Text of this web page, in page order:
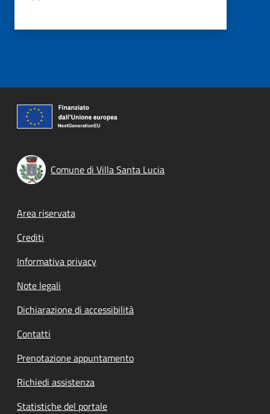
Comune di Villa Santa Lucia
Footer menu
Area riservata
Crediti
Informativa privacy
Note legali
Dichiarazione di accessibilità
Contatti
Prenotazione appuntamento
Richiedi assistenza
Statistiche del portale